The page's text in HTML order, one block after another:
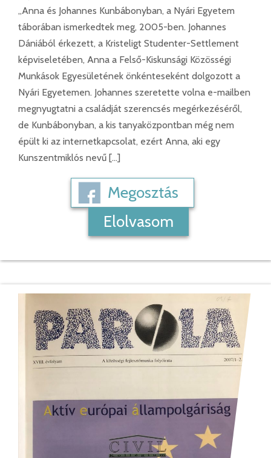
„Anna és Johannes Kunbábonyban, a Nyári Egyetem
táborában ismerkedtek meg, 2005-ben. Johannes
Dániából érkezett, a Kristeligt Studenter-Settlement
képviseletében, Anna a Felső-Kiskunsági Közösségi
Munkások Egyesületének önkénteseként dolgozott a
Nyári Egyetemen. Johannes szeretette volna e-mailben
megnyugtatni a családját szerencsés megérkezéséről,
de Kunbábonyban, a kis tanyaközpontban még nem
épült ki az internetkapcsolat, ezért Anna, aki egy
Kunszentmiklós nevű […]
Megosztás
Elolvasom